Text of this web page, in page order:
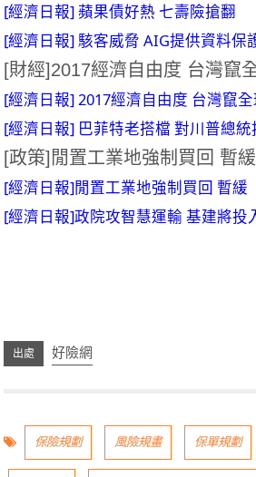
[經濟日報] 蘋果債好熱 七壽險搶翻
[經濟日報] 駭客威脅 AIG提供資料保
[財經]2017經濟自由度 台灣竄
[經濟日報] 2017經濟自由度 台灣竄全
[經濟日報] 巴菲特老搭檔 對川普總統
[政策]閒置工業地強制買回 暫緩
[經濟日報]閒置工業地強制買回 暫緩
[經濟日報]政院攻智慧運輸 基建將投
好險網
保險規劃 風險規畫 保單規劃